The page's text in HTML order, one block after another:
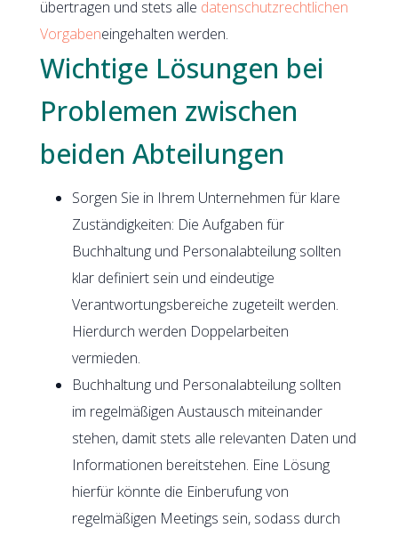
übertragen und stets alle datenschutzrechtlichen
Vorgabeneingehalten werden.
Wichtige Lösungen bei
Problemen zwischen
beiden Abteilungen
Sorgen Sie in Ihrem Unternehmen für klare
Zuständigkeiten: Die Aufgaben für
Buchhaltung und Personalabteilung sollten
klar definiert sein und eindeutige
Verantwortungsbereiche zugeteilt werden.
Hierdurch werden Doppelarbeiten
vermieden.
Buchhaltung und Personalabteilung sollten
im regelmäßigen Austausch miteinander
stehen, damit stets alle relevanten Daten und
Informationen bereitstehen. Eine Lösung
hierfür könnte die Einberufung von
regelmäßigen Meetings sein, sodass durch